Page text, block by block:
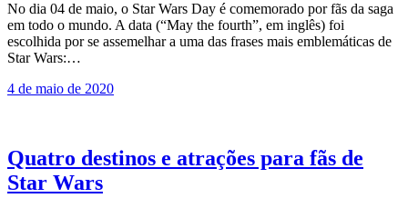
No dia 04 de maio, o Star Wars Day é comemorado por fãs da saga
em todo o mundo. A data (“May the fourth”, em inglês) foi
escolhida por se assemelhar a uma das frases mais emblemáticas de
Star Wars:…
4 de maio de 2020
Quatro destinos e atrações para fãs de
Star Wars